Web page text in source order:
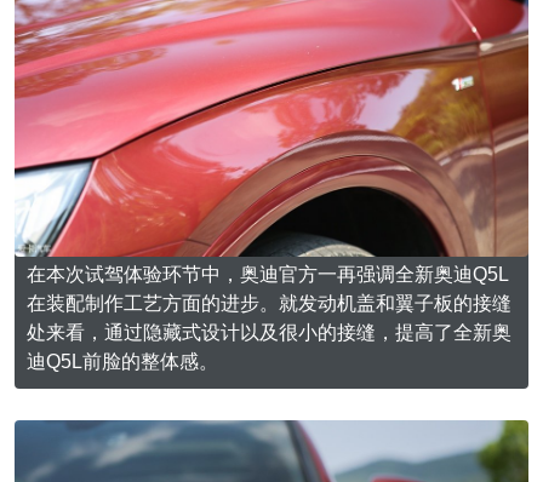
在本次试驾体验环节中，奥迪官方一再强调全新奥迪Q5L
在装配制作工艺方面的进步。就发动机盖和翼子板的接缝
处来看，通过隐藏式设计以及很小的接缝，提高了全新奥
迪Q5L前脸的整体感。